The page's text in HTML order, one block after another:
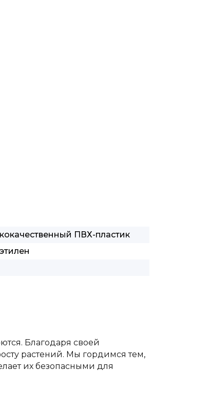
ПВХ-пластик
Благодаря своей
растений. Мы гордимся тем,
их безопасными для